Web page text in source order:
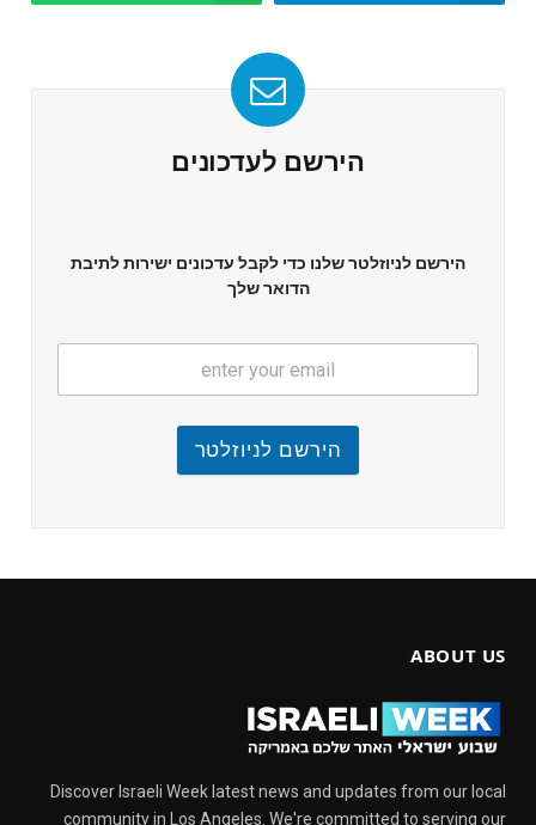
הירשם לעדכונים
הירשם לניוזלטר שלנו כדי לקבל עדכונים ישירות לתיבת
הדואר שלך
הירשם לניוזלטר
ABOUT US
Discover Israeli Week latest news and updates from our local
community in Los Angeles. We're committed to serving our